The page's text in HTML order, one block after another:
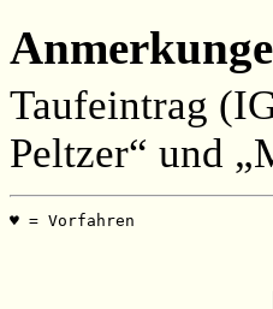
Taufeintrag
Peltzer“ und
♥ =